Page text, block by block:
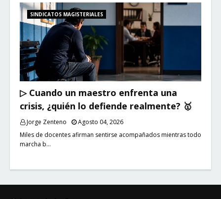
SINDICATOS MAGISTERIALES
▷ Cuando un maestro enfrenta una
crisis, ¿quién lo defiende realmente? 🥇
Jorge Zenteno
Agosto 04, 2026
Miles de docentes afirman sentirse acompañados mientras todo
marcha b…